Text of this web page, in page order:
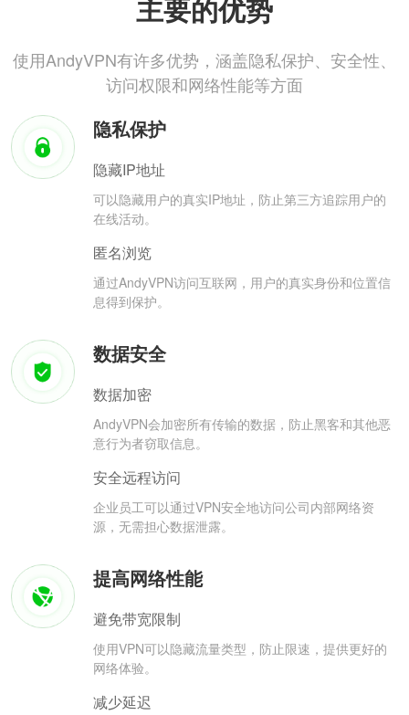
主要的优势
使用AndyVPN有许多优势，涵盖隐私保护、安全性、
访问权限和网络性能等方面
隐私保护
隐藏IP地址
可以隐藏用户的真实IP地址，防止第三方追踪用户的
在线活动。
匿名浏览
通过AndyVPN访问互联网，用户的真实身份和位置信
息得到保护。
数据安全
数据加密
AndyVPN会加密所有传输的数据，防止黑客和其他恶
意行为者窃取信息。
安全远程访问
企业员工可以通过VPN安全地访问公司内部网络资
源，无需担心数据泄露。
提高网络性能
避免带宽限制
使用VPN可以隐藏流量类型，防止限速，提供更好的
网络体验。
减少延迟